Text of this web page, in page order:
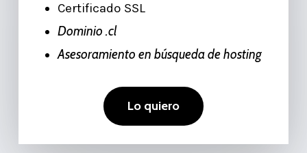
Certificado SSL
Dominio .cl
Asesoramiento en búsqueda de hosting
Lo quiero